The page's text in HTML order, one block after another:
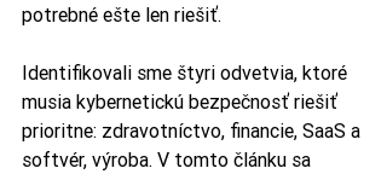
potrebné ešte len riešiť.
Identifikovali sme štyri odvetvia, ktoré
musia kybernetickú bezpečnosť riešiť
prioritne: zdravotníctvo, financie, SaaS a
softvér, výroba. V tomto článku sa